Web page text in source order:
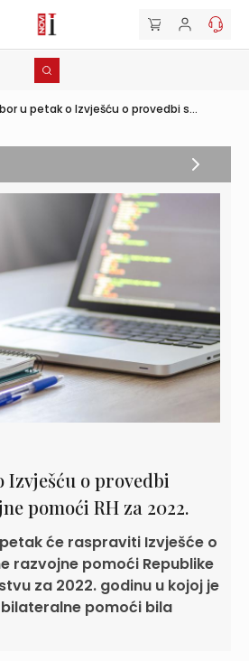
u petak o Izvješću o provedbi s...
Izvješću o provedbi
pomoći RH za 2022.
će raspraviti Izvješće o
razvojne pomoći Republike
za 2022. godinu u kojoj je
pomoći bila